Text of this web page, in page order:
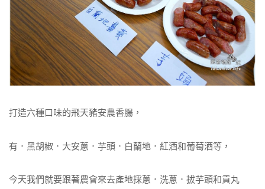
打造六種口味的飛天豬安農香腸，
有．黑胡椒．大安蔥．芋頭．白蘭地．紅酒和葡萄酒等，
今天我們就要跟著農會來去產地採蔥．洗蔥．拔芋頭和貢丸